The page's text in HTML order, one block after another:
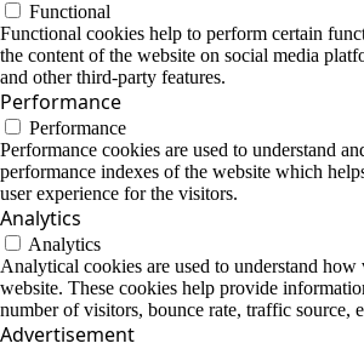
Functional
Functional cookies help to perform certain
the content of the website on social media
and other third-party features.
Performance
Performance
Performance cookies are used to understand
performance indexes of the website which
user experience for the visitors.
Analytics
Analytics
Analytical cookies are used to understand
website. These cookies help provide
number of visitors, bounce rate, traffic source,
Advertisement